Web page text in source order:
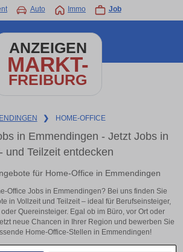
Auto Immo Job
ANZEIGEN
MARKT-
FREIBURG
❯ HOME-OFFICE
in Emmendingen - Jetzt Jobs in
und Teilzeit entdecken
für Home-Office in Emmendingen
Office Jobs in Emmendingen? Bei uns finden Sie
in Vollzeit und Teilzeit – ideal für Berufseinsteiger,
Quereinsteiger. Egal ob im Büro, vor Ort oder
neue Chancen in Ihrer Region und bewerben Sie
Home-Office-Stellen in Emmendingen!